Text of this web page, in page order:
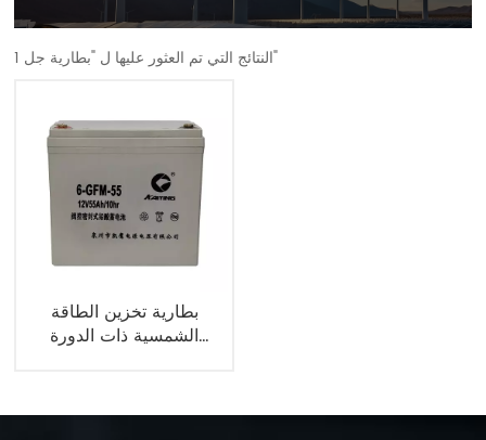
1 النتائج التي تم العثور عليها ل "بطارية جل"
بطارية تخزين الطاقة
الشمسية ذات الدورة